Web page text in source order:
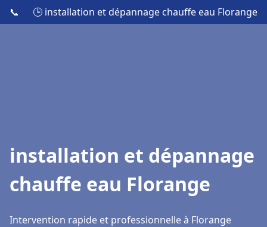
📞 🕒 installation et dépannage chauffe eau Florange
installation et dépannage
chauffe eau Florange
Intervention rapide et professionnelle à Florange